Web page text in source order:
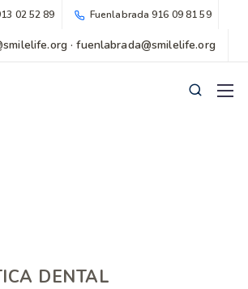
02 52 89 Fuenlabrada916 09 81 59
· fuenlabrada@smilelife.org
DENTAL